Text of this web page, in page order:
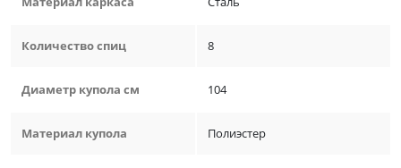
Количество спиц 8
Диаметр купола см 104
Материал купола Полиэстер